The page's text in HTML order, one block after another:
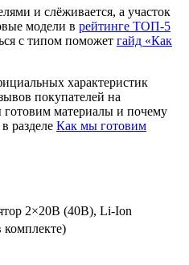
и слёживается, а участок
модели в рейтинге ТОП-5
с типом поможет гайд «Как
характеристик
покупателей на
материалы и почему
разделе Как мы готовим
2×20В (40В), Li-Ion